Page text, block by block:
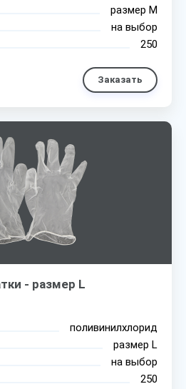
размер М
на выбор
250
Заказать
- размер L
поливинилхлорид
размер L
на выбор
250